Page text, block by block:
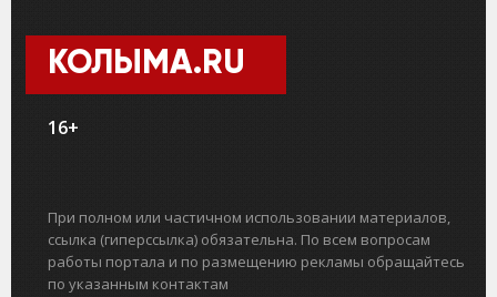
КОЛЫМА.RU
16+
При полном или частичном использовании материалов,
ссылка (гиперссылка) обязательна. По всем вопросам
работы портала и по размещению рекламы обращайтесь
по указанным контактам